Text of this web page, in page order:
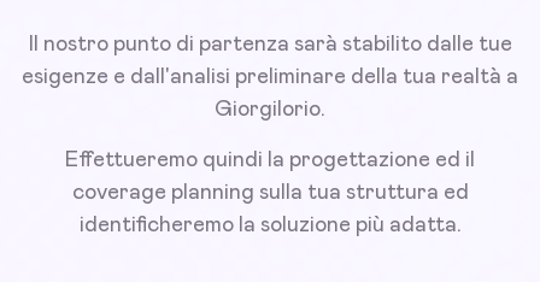
Il nostro punto di partenza sarà stabilito dalle tue
esigenze e dall'analisi preliminare della tua realtà a
Giorgilorio.
Effettueremo quindi la progettazione ed il
coverage planning sulla tua struttura ed
identificheremo la soluzione più adatta.